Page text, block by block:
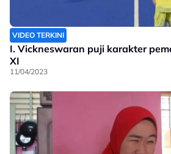
VIDEO TERKINI
I. Vickneswaran puji karakter
XI
11/04/2023